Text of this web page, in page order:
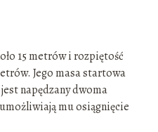
15 metrów i rozpiętość
Jego masa startowa
napędzany dwoma
mu osiągnięcie